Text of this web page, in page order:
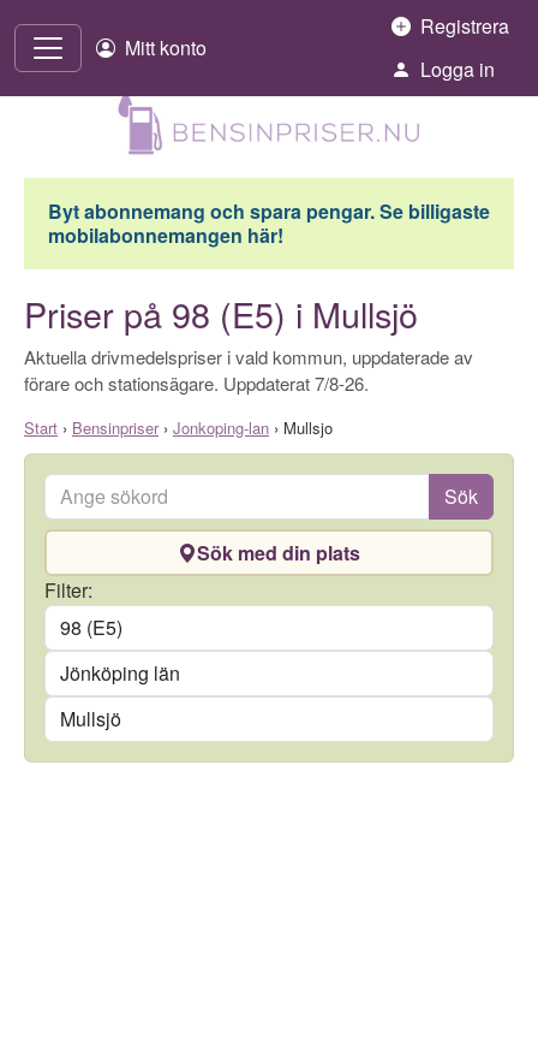
Mitt konto
Registrera
Logga in
Byt abonnemang och spara pengar. Se billigaste
mobilabonnemangen här!
Priser på 98 (E5) i Mullsjö
Aktuella drivmedelspriser i vald kommun, uppdaterade av
förare och stationsägare. Uppdaterat 7/8-26.
Start › Bensinpriser› Jonkoping-lan › Mullsjo
Ange sökord Sök
Sök med din plats
Filter:
Län
Kommun